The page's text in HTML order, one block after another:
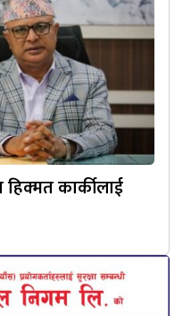
हिक्मत कार्कीलाई